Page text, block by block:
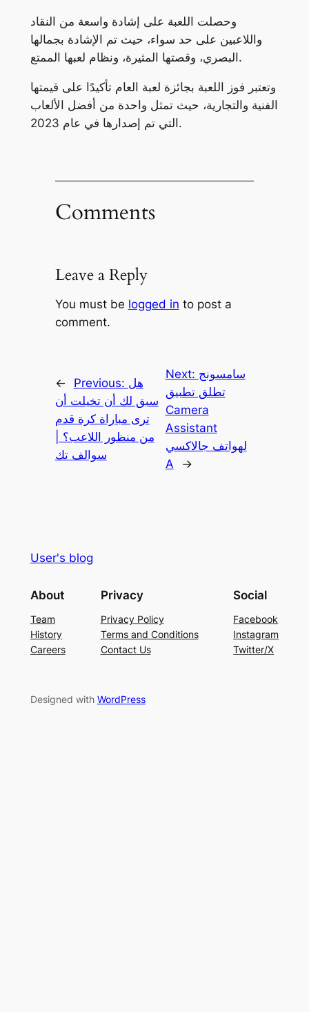
وحصلت اللعبة على إشادة واسعة من النقاد
واللاعبين على حد سواء، حيث تم الإشادة بجمالها
البصري، وقصتها المثيرة، ونظام لعبها الممتع.
وتعتبر فوز اللعبة بجائزة لعبة العام تأكيدًا على قيمتها
الفنية والتجارية، حيث تمثل واحدة من أفضل الألعاب
التي تم إصدارها في عام 2023.
Comments
Leave a Reply
You must be logged in to post a
comment.
← Previous: هل
سبق لك أن تخيلت أن
ترى مباراة كرة قدم
من منظور اللاعب؟ |
سوالف تك
Next: سامسونج
تطلق تطبيق
Camera
Assistant
لهواتف جالاكسي
A
→
User's blog
About
Team
History
Careers
Privacy
Privacy Policy
Terms and Conditions
Contact Us
Social
Facebook
Instagram
Twitter/X
Designed with WordPress